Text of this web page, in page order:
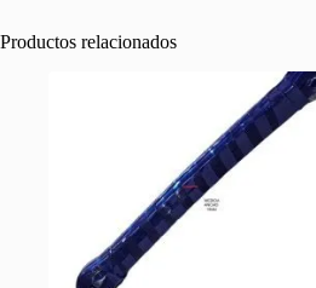
Productos relacionados